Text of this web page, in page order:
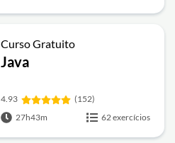
Curso Gratuito
Java
4.93
(152)
27h43m
62 exercícios